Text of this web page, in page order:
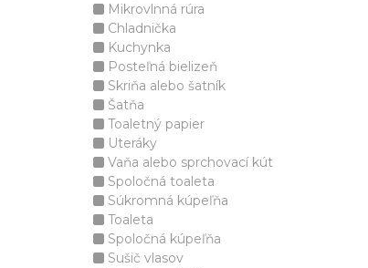
Mikrovlnná rúra
Chladnička
Kuchynka
Posteľná bielizeň
Skriňa alebo šatník
Šatňa
Toaletný papier
Uteráky
Vaňa alebo sprchovací kút
Spoločná toaleta
Súkromná kúpeľňa
Toaleta
Spoločná kúpeľňa
Sušič vlasov